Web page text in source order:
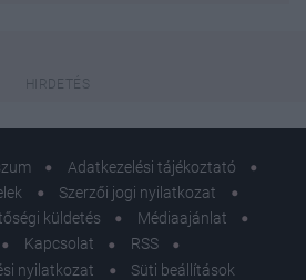
Adatkezelési tájékoztató
Szerzői jogi nyilatkozat
küldetés
Médiaajánlat
Kapcsolat
RSS
nyilatkozat
Süti beállítások